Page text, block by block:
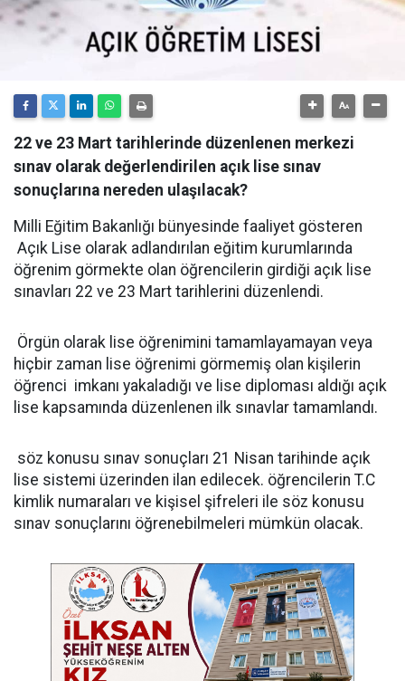
22 ve 23 Mart tarihlerinde düzenlenen merkezi
sınav olarak değerlendirilen açık lise sınav
sonuçlarına nereden ulaşılacak?
Milli Eğitim Bakanlığı bünyesinde faaliyet gösteren
Açık Lise olarak adlandırılan eğitim kurumlarında
öğrenim görmekte olan öğrencilerin girdiği açık lise
sınavları 22 ve 23 Mart tarihlerini düzenlendi.
Örgün olarak lise öğrenimini tamamlayamayan veya
hiçbir zaman lise öğrenimi görmemiş olan kişilerin
öğrenci imkanı yakaladığı ve lise diploması aldığı açık
lise kapsamında düzenlenen ilk sınavlar tamamlandı.
söz konusu sınav sonuçları 21 Nisan tarihinde açık
lise sistemi üzerinden ilan edilecek. öğrencilerin T.C
kimlik numaraları ve kişisel şifreleri ile söz konusu
sınav sonuçlarını öğrenebilmeleri mümkün olacak.